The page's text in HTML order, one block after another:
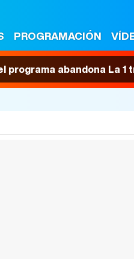
PROGRAMACIÓN
programa abandona La 1